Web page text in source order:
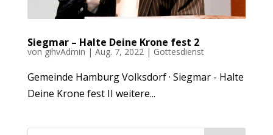
Siegmar – Halte Deine Krone fest 2
vongihvAdmin | Aug. 7, 2022 | Gottesdienst
Gemeinde Hamburg Volksdorf · Siegmar - Halte
Deine Krone fest II weitere...